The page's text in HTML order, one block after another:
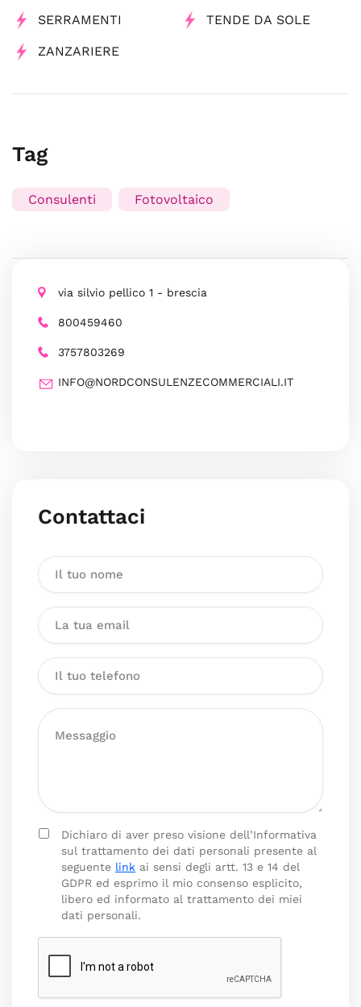
SERRAMENTI TENDE DA SOLE
ZANZARIERE
Tag
Consulenti Fotovoltaico
via silvio pellico 1 - brescia
800459460
3757803269
INFO@NORDCONSULENZECOMMERCIALI.IT
Contattaci
Dichiaro di aver preso visione dell’Informativa
sul trattamento dei dati personali presente al
seguente link ai sensi degli artt. 13 e 14 del
GDPR ed esprimo il mio consenso esplicito,
libero ed informato al trattamento dei miei
dati personali.